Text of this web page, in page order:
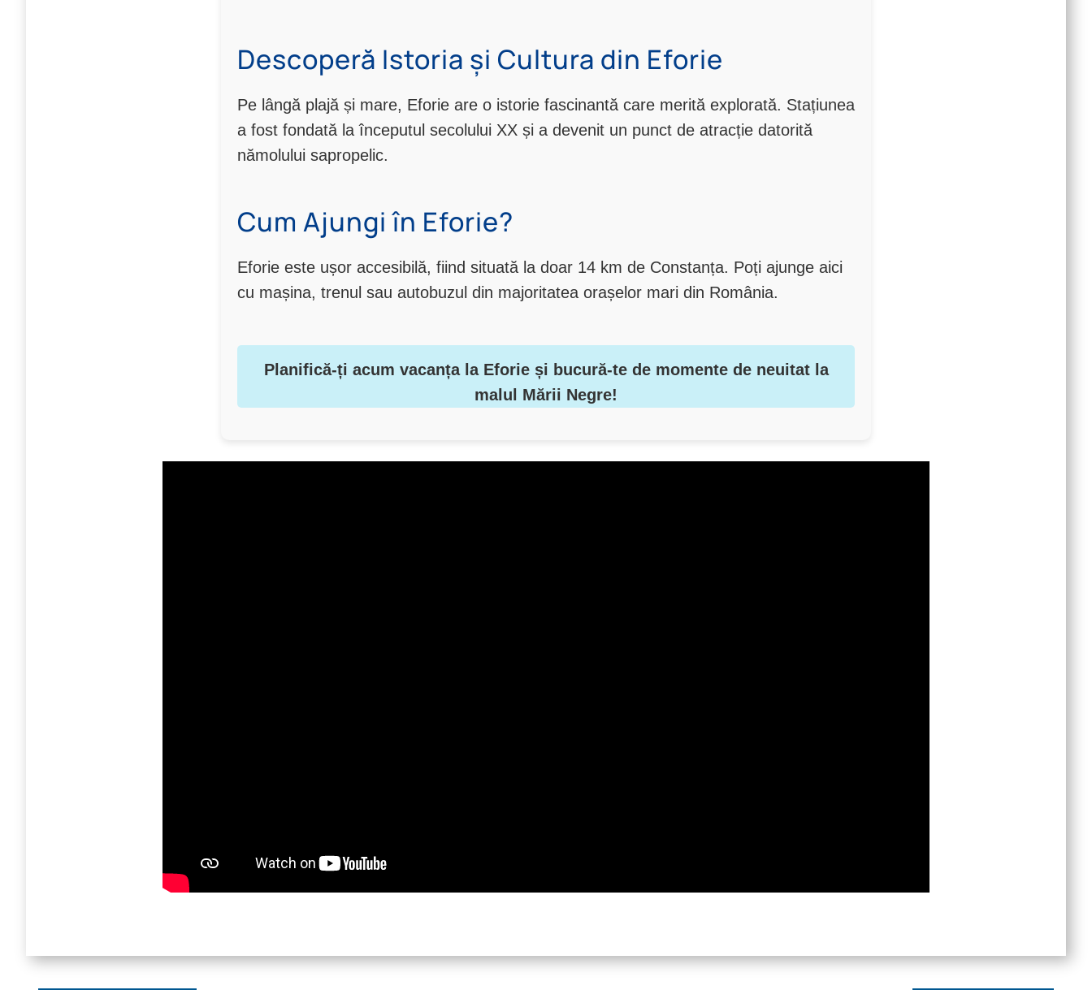
Descoperă Istoria și Cultura din Eforie
Pe lângă plajă și mare, Eforie are o istorie fascinantă care merită explorată. Stațiunea
a fost fondată la începutul secolului XX și a devenit un punct de atracție datorită
nămolului sapropelic.
Cum Ajungi în Eforie?
Eforie este ușor accesibilă, fiind situată la doar 14 km de Constanța. Poți ajunge aici
cu mașina, trenul sau autobuzul din majoritatea orașelor mari din România.
Planifică-ți acum vacanța la Eforie și bucură-te de momente de neuitat la
malul Mării Negre!